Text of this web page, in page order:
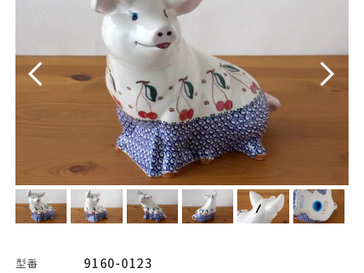
型番 9160-0123